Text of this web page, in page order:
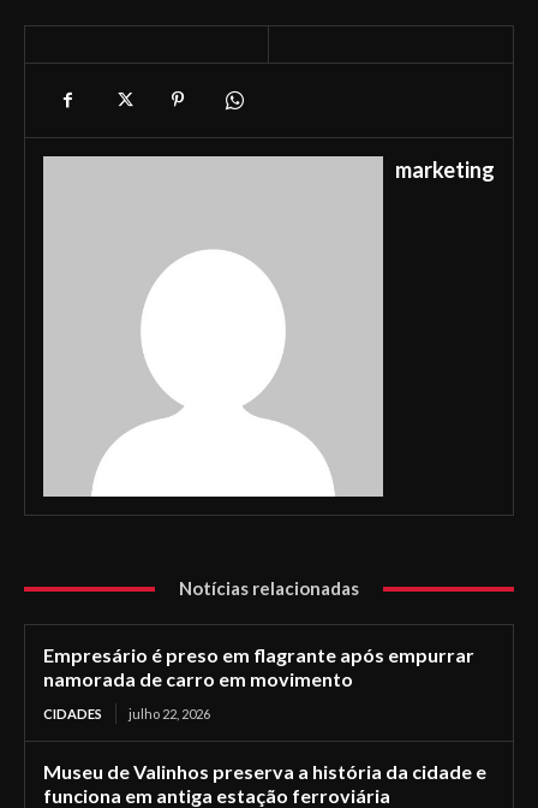
marketing
Notícias relacionadas
Empresário é preso em flagrante após empurrar
namorada de carro em movimento
CIDADES julho 22, 2026
Museu de Valinhos preserva a história da cidade e
funciona em antiga estação ferroviária